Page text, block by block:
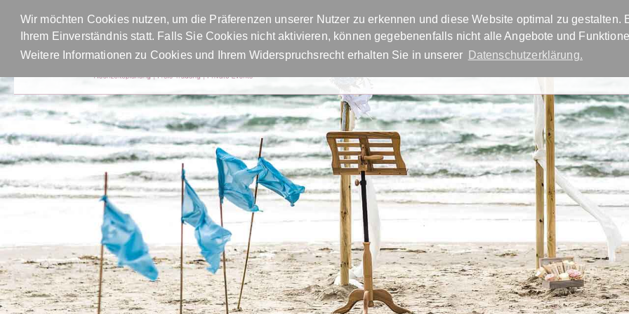
Wir möchten Cookies nutzen, um die Präferenzen unserer Nutzer zu erkennen und diese Website optimal zu gestalten.
Ihrem Einverständnis statt. Falls Sie Cookies nicht aktivieren, können gegebenenfalls nicht alle Angebote und
Weitere Informationen zu Cookies und Ihrem Widerspruchsrecht erhalten Sie in unserer
Datenschutzerklärung.
info@agentur-